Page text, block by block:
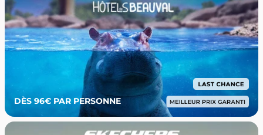
DÈS 96€ PAR PERSONNE